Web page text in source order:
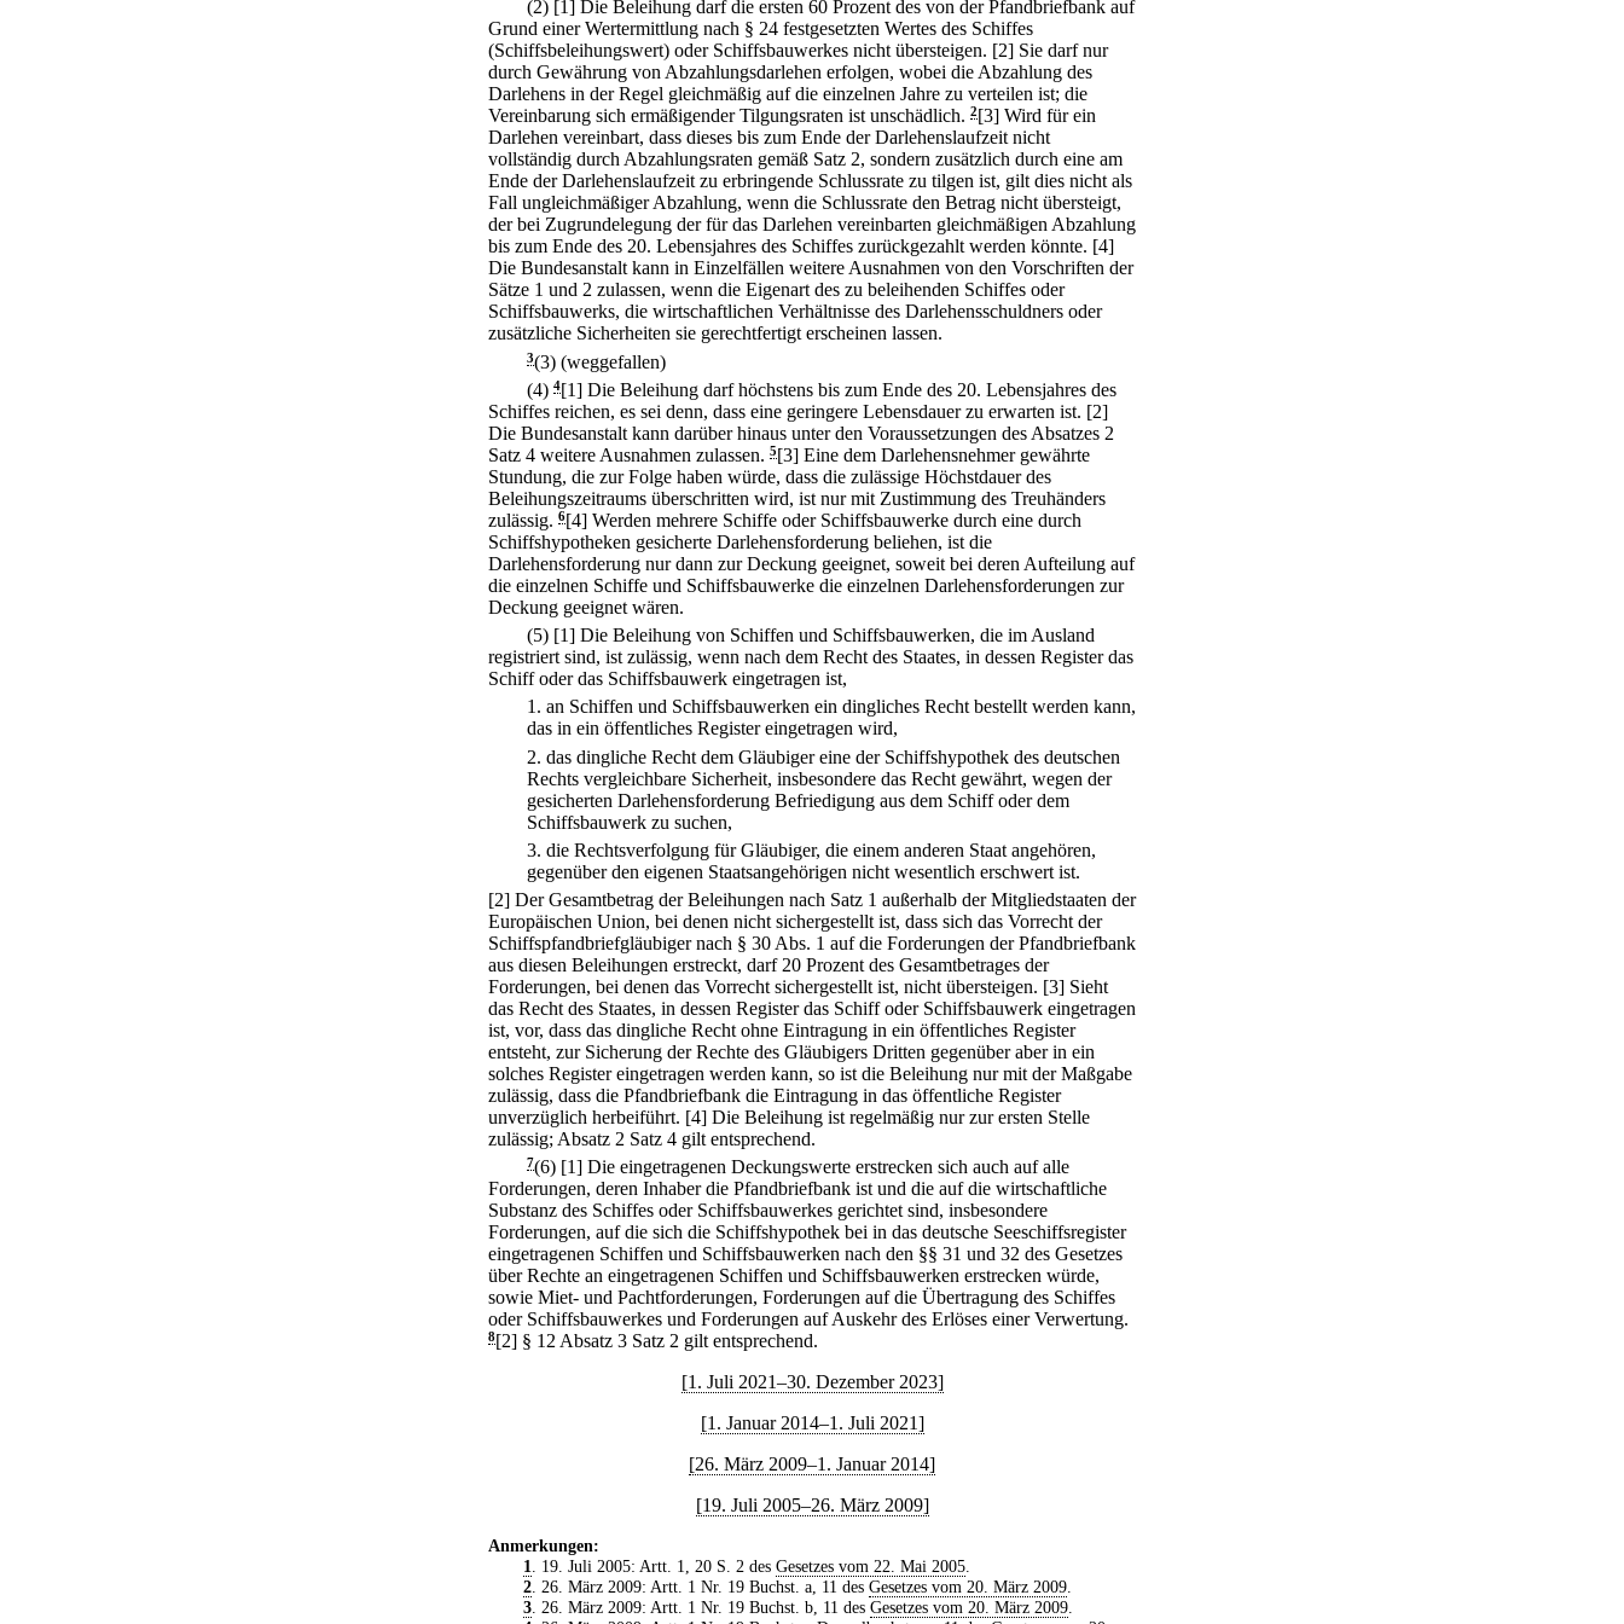
(2) [1] Die Beleihung darf die ersten 60 Prozent des von der Pfandbriefbank auf
Grund einer Wertermittlung nach § 24 festgesetzten Wertes des Schiffes
(Schiffsbeleihungswert) oder Schiffsbauwerkes nicht übersteigen. [2] Sie darf nur
durch Gewährung von Abzahlungsdarlehen erfolgen, wobei die Abzahlung des
Darlehens in der Regel gleichmäßig auf die einzelnen Jahre zu verteilen ist; die
Vereinbarung sich ermäßigender Tilgungsraten ist unschädlich. 2[3] Wird für ein
Darlehen vereinbart, dass dieses bis zum Ende der Darlehenslaufzeit nicht
vollständig durch Abzahlungsraten gemäß Satz 2, sondern zusätzlich durch eine am
Ende der Darlehenslaufzeit zu erbringende Schlussrate zu tilgen ist, gilt dies nicht als
Fall ungleichmäßiger Abzahlung, wenn die Schlussrate den Betrag nicht übersteigt,
der bei Zugrundelegung der für das Darlehen vereinbarten gleichmäßigen Abzahlung
bis zum Ende des 20. Lebensjahres des Schiffes zurückgezahlt werden könnte. [4]
Die Bundesanstalt kann in Einzelfällen weitere Ausnahmen von den Vorschriften der
Sätze 1 und 2 zulassen, wenn die Eigenart des zu beleihenden Schiffes oder
Schiffsbauwerks, die wirtschaftlichen Verhältnisse des Darlehensschuldners oder
zusätzliche Sicherheiten sie gerechtfertigt erscheinen lassen.
3(3) (weggefallen)
(4) 4[1] Die Beleihung darf höchstens bis zum Ende des 20. Lebensjahres des
Schiffes reichen, es sei denn, dass eine geringere Lebensdauer zu erwarten ist. [2]
Die Bundesanstalt kann darüber hinaus unter den Voraussetzungen des Absatzes 2
Satz 4 weitere Ausnahmen zulassen. 5[3] Eine dem Darlehensnehmer gewährte
Stundung, die zur Folge haben würde, dass die zulässige Höchstdauer des
Beleihungszeitraums überschritten wird, ist nur mit Zustimmung des Treuhänders
zulässig. 6[4] Werden mehrere Schiffe oder Schiffsbauwerke durch eine durch
Schiffshypotheken gesicherte Darlehensforderung beliehen, ist die
Darlehensforderung nur dann zur Deckung geeignet, soweit bei deren Aufteilung auf
die einzelnen Schiffe und Schiffsbauwerke die einzelnen Darlehensforderungen zur
Deckung geeignet wären.
(5) [1] Die Beleihung von Schiffen und Schiffsbauwerken, die im Ausland
registriert sind, ist zulässig, wenn nach dem Recht des Staates, in dessen Register das
Schiff oder das Schiffsbauwerk eingetragen ist,
1. an Schiffen und Schiffsbauwerken ein dingliches Recht bestellt werden kann,
das in ein öffentliches Register eingetragen wird,
2. das dingliche Recht dem Gläubiger eine der Schiffshypothek des deutschen
Rechts vergleichbare Sicherheit, insbesondere das Recht gewährt, wegen der
gesicherten Darlehensforderung Befriedigung aus dem Schiff oder dem
Schiffsbauwerk zu suchen,
3. die Rechtsverfolgung für Gläubiger, die einem anderen Staat angehören,
gegenüber den eigenen Staatsangehörigen nicht wesentlich erschwert ist.
[2] Der Gesamtbetrag der Beleihungen nach Satz 1 außerhalb der Mitgliedstaaten der
Europäischen Union, bei denen nicht sichergestellt ist, dass sich das Vorrecht der
Schiffspfandbriefgläubiger nach § 30 Abs. 1 auf die Forderungen der Pfandbriefbank
aus diesen Beleihungen erstreckt, darf 20 Prozent des Gesamtbetrages der
Forderungen, bei denen das Vorrecht sichergestellt ist, nicht übersteigen. [3] Sieht
das Recht des Staates, in dessen Register das Schiff oder Schiffsbauwerk eingetragen
ist, vor, dass das dingliche Recht ohne Eintragung in ein öffentliches Register
entsteht, zur Sicherung der Rechte des Gläubigers Dritten gegenüber aber in ein
solches Register eingetragen werden kann, so ist die Beleihung nur mit der Maßgabe
zulässig, dass die Pfandbriefbank die Eintragung in das öffentliche Register
unverzüglich herbeiführt. [4] Die Beleihung ist regelmäßig nur zur ersten Stelle
zulässig; Absatz 2 Satz 4 gilt entsprechend.
7(6) [1] Die eingetragenen Deckungswerte erstrecken sich auch auf alle
Forderungen, deren Inhaber die Pfandbriefbank ist und die auf die wirtschaftliche
Substanz des Schiffes oder Schiffsbauwerkes gerichtet sind, insbesondere
Forderungen, auf die sich die Schiffshypothek bei in das deutsche Seeschiffsregister
eingetragenen Schiffen und Schiffsbauwerken nach den §§ 31 und 32 des Gesetzes
über Rechte an eingetragenen Schiffen und Schiffsbauwerken erstrecken würde,
sowie Miet- und Pachtforderungen, Forderungen auf die Übertragung des Schiffes
oder Schiffsbauwerkes und Forderungen auf Auskehr des Erlöses einer Verwertung.
8[2] § 12 Absatz 3 Satz 2 gilt entsprechend.
[1. Juli 2021–30. Dezember 2023]
[1. Januar 2014–1. Juli 2021]
[26. März 2009–1. Januar 2014]
[19. Juli 2005–26. März 2009]
Anmerkungen:
1. 19. Juli 2005: Artt. 1, 20 S. 2 des Gesetzes vom 22. Mai 2005.
2. 26. März 2009: Artt. 1 Nr. 19 Buchst. a, 11 des Gesetzes vom 20. März 2009.
3. 26. März 2009: Artt. 1 Nr. 19 Buchst. b, 11 des Gesetzes vom 20. März 2009.